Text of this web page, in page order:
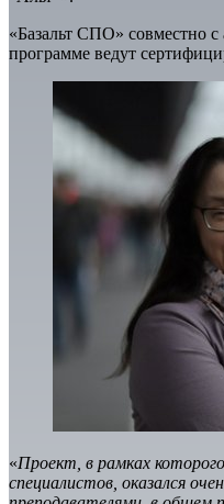
«Базальт СПО» совместно
программе ведут
«Проект, в рамках
специалистов, оказался